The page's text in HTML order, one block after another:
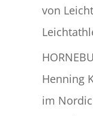
von
Henning
im